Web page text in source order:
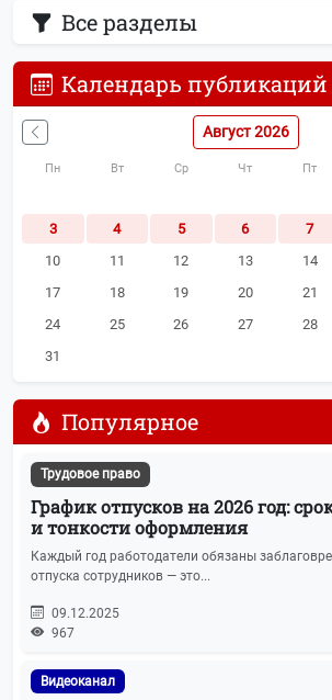
Все разделы
Календарь публикаций
Август 2026
Пн Вт Ср Чт Пт
3
4 5 6 7
10
11 12 13 14
17
18 19 20 21
24
25 26 27 28
31
Популярное
Трудовое право
График отпусков на 2026 год:
и тонкости оформления
Каждый год работодатели обязаны
отпуска сотрудников — это...
09.12.2025
967
Видеоканал